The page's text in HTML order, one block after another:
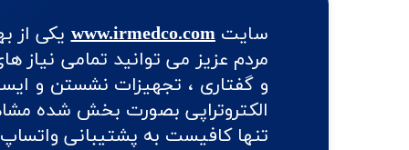
سایتwww.irmedco.comیکی از
مردم عزیز می توانید تمامی نیاز
و گفتاری ، تجهیزات نشستن و
الکتروتراپی بصورت بخش شده
تنها کافیست به پشتیبانی